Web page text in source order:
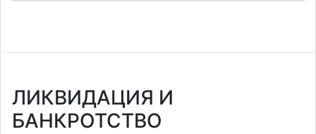
ЛИКВИДАЦИЯ И
БАНКРОТСТВО